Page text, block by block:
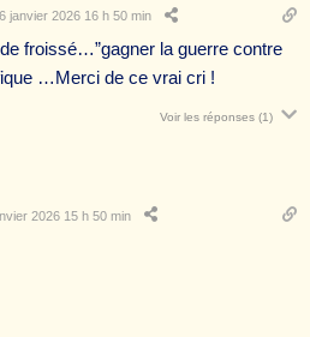
janvier 2026 16 h 50 min
froissé…”gagner la guerre contre
…Merci de ce vrai cri !
Voir les réponses (1)
2026 15 h 50 min